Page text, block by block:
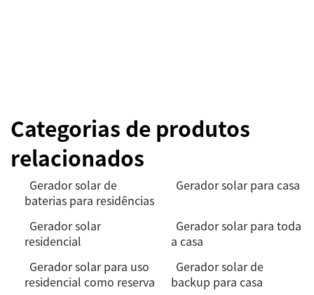
Categorias de produtos
relacionados
Gerador solar de
baterias para residências
Gerador solar para casa
Gerador solar
residencial
Gerador solar para toda
a casa
Gerador solar para uso
residencial como reserva
Gerador solar de
backup para casa